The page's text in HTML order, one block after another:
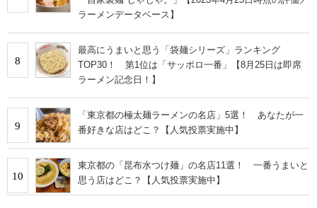
ラーメンデータベース】
8
最高にうまいと思う「袋麺シリーズ」ランキング
TOP30！ 第1位は「サッポロ一番」【8月25日は即席
ラーメン記念日！】
9
「東京都の極太麺ラーメンの名店」5選！ あなたが一
番好きな店はどこ？【人気投票実施中】
10
東京都の「昆布水つけ麺」の名店11選！ 一番うまいと
思う店はどこ？【人気投票実施中】